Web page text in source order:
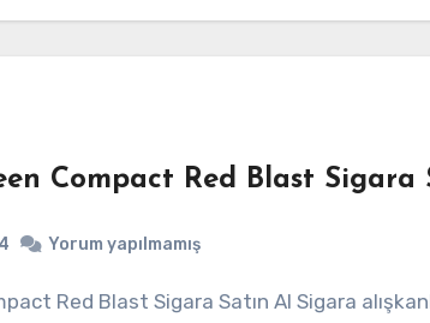
Compact Red Blast Sigara
Yorum yapılmamış